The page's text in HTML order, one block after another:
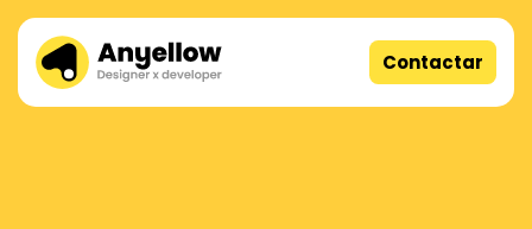
Contactar